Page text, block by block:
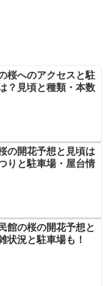
桜へのアクセスと駐
？見頃と種類・本数
の開花予想と見頃は
りと駐車場・屋台情
館の桜の開花予想と
状況と駐車場も！